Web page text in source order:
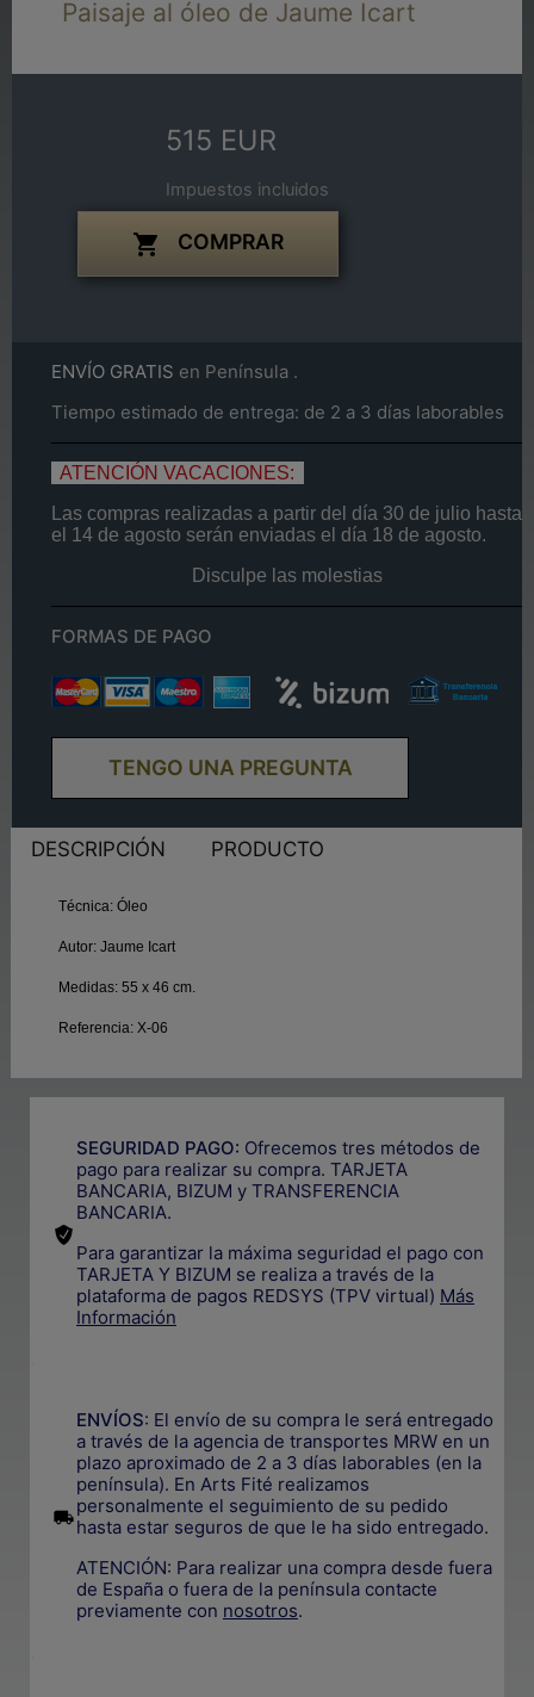
Paisaje al óleo de Jaume Icart
515 EUR
Impuestos incluidos
 COMPRAR
ENVÍO GRATIS en Península .
Tiempo estimado de entrega: de 2 a 3 días laborables
ATENCIÓN VACACIONES:
Las compras realizadas a partir del día 30 de julio hasta
el 14 de agosto serán enviadas el día 18 de agosto.
Disculpe las molestias
FORMAS DE PAGO
TENGO UNA PREGUNTA
DESCRIPCIÓN PRODUCTO
Técnica: Óleo
Autor:Jaume Icart
Medidas: 55 x 46 cm.
Referencia: X-06
SEGURIDAD PAGO: Ofrecemos tres métodos de
pago para realizar su compra. TARJETA
BANCARIA, BIZUM y TRANSFERENCIA
BANCARIA.
Para garantizar la máxima seguridad el pago con
TARJETA Y BIZUM se realiza a través de la
plataforma de pagos REDSYS (TPV virtual) Más
Información
ENVÍOS: El envío de su compra le será entregado
a través de la agencia de transportes MRW en un
plazo aproximado de 2 a 3 días laborables (en la
península). En Arts Fité realizamos
personalmente el seguimiento de su pedido
hasta estar seguros de que le ha sido entregado.
ATENCIÓN: Para realizar una compra desde fuera
de España o fuera de la península contacte
previamente con nosotros.